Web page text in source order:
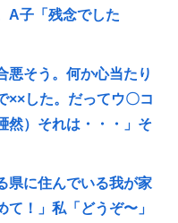
A子「残念でした
悪そう。何か心当たり
××した。だってウ〇コ
然）それは・・・」そ
県に住んでいる我が家
！」私「どうぞ〜」